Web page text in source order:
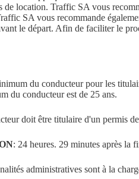
location. Traffic SA vous
SA vous recommande
le départ. Afin de faciliter le
du conducteur pour les
du conducteur est de 25 ans.
doit être titulaire d'un permis
: 24 heures. 29 minutes après la
administratives sont à la